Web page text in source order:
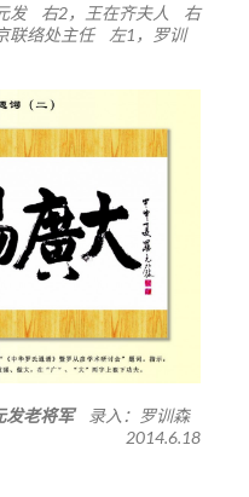
发 右2，王在齐夫人 右
联络处主任 左1，罗训
发老将军录入：罗训森
2014.6.18